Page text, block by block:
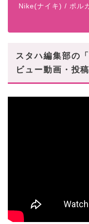
Nike(ナイキ) / ポル
スタハ編集部の
ビュー動画・投